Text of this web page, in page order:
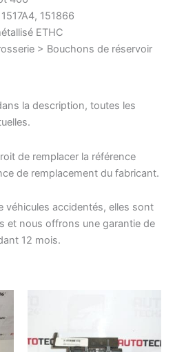
151866
ETHC
> Bouchons de réservoir
la description, toutes les
de remplacer la référence
de remplacement du fabricant.
véhicules accidentés, elles sont
et nous offrons une garantie de
12 mois.